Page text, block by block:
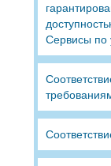
Сервисы по